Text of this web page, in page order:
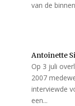
van de
Antoinette
Op 3 juli
2007
interviewde
een...